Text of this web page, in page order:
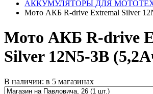
АККУМУЛЯТОРЫ ДЛЯ
Мото АКБ R-drive Extremal Silver
Мото АКБ R-drive
Silver 12N5-3B
В наличии: в 5 магазинах